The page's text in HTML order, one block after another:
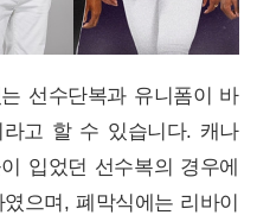
선수단복과 유니폼이 바
고 할 수 있습니다. 캐나
입었던 선수복의 경우에
으며, 폐막식에는 리바이